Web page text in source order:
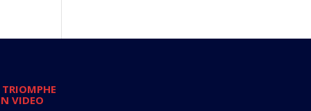
TRIOMPHE
VIDEO